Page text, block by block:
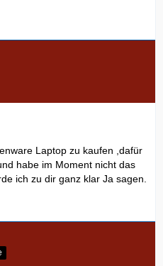
Laptop zu kaufen ,dafür
habe im Moment nicht das
ich zu dir ganz klar Ja sagen.